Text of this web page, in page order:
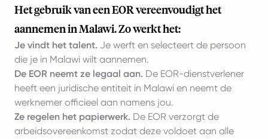
Het gebruik van een EOR vereenvoudigt het
aannemen in Malawi. Zo werkt het:
Je vindt het talent. Je werft en selecteert de persoon
die je in Malawi wilt aannemen.
De EOR neemt ze legaal aan. De EOR-dienstverlener
heeft een juridische entiteit in Malawi en neemt de
werknemer officieel aan namens jou.
Ze regelen het papierwerk. De EOR verzorgt de
arbeidsovereenkomst zodat deze voldoet aan alle